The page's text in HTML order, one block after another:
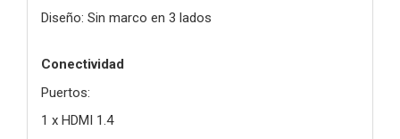
Diseño: Sin marco en 3 lados
Conectividad
Puertos:
1 x HDMI 1.4